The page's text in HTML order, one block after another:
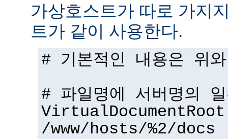
가상호스트가 따로 가지
트가 같이 사용한다.
# 기본적인 내용은 위
# 파일명에 서버명의
VirtualDocumentRoot
/www/hosts/%2/docs